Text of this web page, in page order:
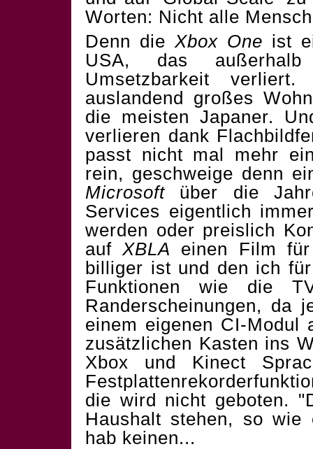
Worten: Nicht alle
Denn dieXbox One ist
USA, das
Umsetzbarkeit
auslandend großes
die meisten Japaner.
verlieren dank
passt nicht mal mehr
rein, geschweige denn
Microsoft über die
Services eigentlich
werden oder preislich
aufXBLA einen Film
billiger ist und den ich
Funktionen wie die
Randerscheinungen, da
einem eigenen CI-Modul
zusätzlichen Kasten ins
Xbox und Kinect
die wird nicht geboten.
Haushalt stehen, so
hab keinen...